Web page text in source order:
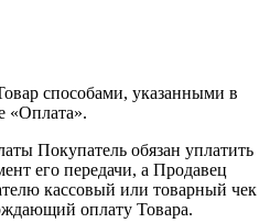
способами, указанными в
«Оплата».
Покупатель обязан уплатить
его передачи, а Продавец
кассовый или товарный чек
оплату Товара.